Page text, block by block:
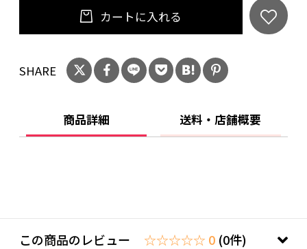
院 などの 業務用 としても幅広くお使いいただけ
ます。
カートに入れる
SHARE
商品詳細 送料・店舗概要
この商品のレビュー ☆☆☆☆☆ 0 (0件)